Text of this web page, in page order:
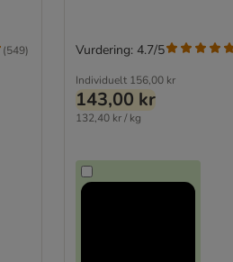
(549)
Individuelt 156,00 kr
143,00 kr
132,40 kr / kg
Vurdering: 4.7/5